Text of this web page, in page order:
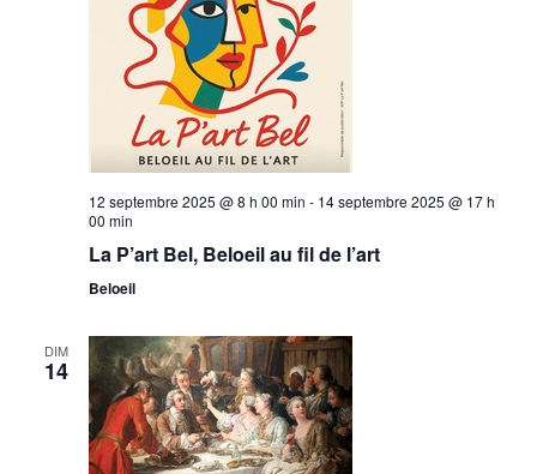
12 septembre 2025 @ 8 h 00 min - 14 septembre 2025 @ 17 h
00 min
La P’art Bel, Beloeil au fil de l’art
Beloeil
DIM
14